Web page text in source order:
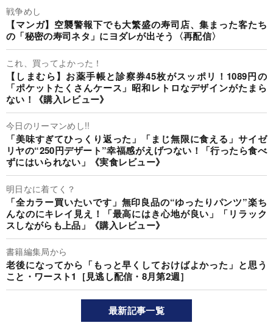
戦争めし
【マンガ】空襲警報下でも大繁盛の寿司店、集まった客たち
の「秘密の寿司ネタ」にヨダレが出そう〈再配信〉
これ、買ってよかった！
【しまむら】お薬手帳と診察券45枚がスッポリ！1089円の
「ポケットたくさんケース」昭和レトロなデザインがたまら
ない！《購入レビュー》
今日のリーマンめし!!
「美味すぎてひっくり返った」「まじ無限に食える」サイゼ
リヤの“250円デザート”幸福感がえげつない！「行ったら食べ
ずにはいられない」《実食レビュー》
明日なに着てく？
「全カラー買いたいです」無印良品の“ゆったりパンツ”楽ち
んなのにキレイ見え！「最高にはき心地が良い」「リラック
スしながらも上品」《購入レビュー》
書籍編集局から
老後になってから「もっと早くしておけばよかった」と思う
こと・ワースト1［見逃し配信・8月第2週］
最新記事一覧